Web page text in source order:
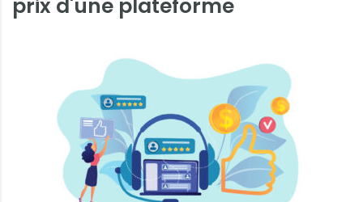
prix d'une plateforme